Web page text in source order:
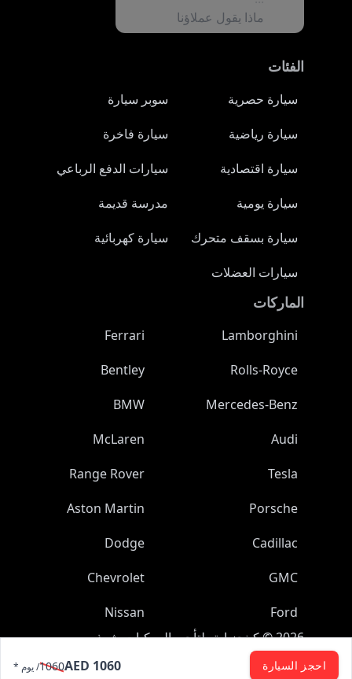
AED 1060
1060/ يوم * احجز السيارة
ماذا يقول عملاؤنا
الفئات
سيارة حصرية
سوبر سيارة
سيارة رياضية
سيارة فاخرة
سيارة اقتصادية
سيارات الدفع الرباعي
سيارة يومية
مدرسة قديمة
سيارة بسقف متحرك
سيارة كهربائية
سيارات العضلات
الماركات
Lamborghini
Ferrari
Rolls-Royce
Bentley
Mercedes-Benz
BMW
Audi
McLaren
Tesla
Range Rover
Porsche
Aston Martin
Cadillac
Dodge
GMC
Chevrolet
Ford
Nissan
2026
©كينجز اوتو لتأجير المركبات ش.ذ.م.م
جميع الحقوق محفوظة.